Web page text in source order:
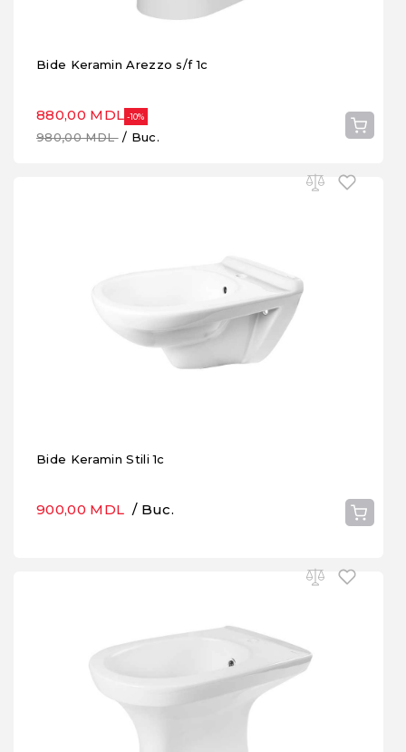
Bide Keramin Arezzo s/f 1c
880,00 MDL -10%
980,00 MDL/ Buc.
Bide Keramin Stili 1c
900,00 MDL / Buc.